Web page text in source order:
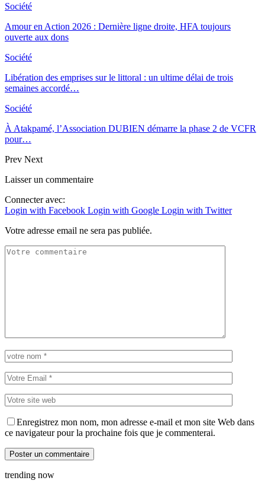
Société
Amour en Action 2026 : Dernière ligne droite, HFA toujours
ouverte aux dons
Société
Libération des emprises sur le littoral : un ultime délai de trois
semaines accordé…
Société
À Atakpamé, l’Association DUBIEN démarre la phase 2 de VCFR
pour…
Prev Next
Laisser un commentaire
Connecter avec:
Login with Facebook Login with Google Login with Twitter
Votre adresse email ne sera pas publiée.
Enregistrez mon nom, mon adresse e-mail et mon site Web dans
ce navigateur pour la prochaine fois que je commenterai.
trending now